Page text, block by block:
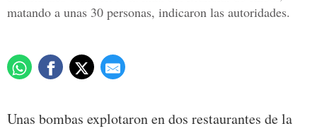
matando a unas 30 personas, indicaron las autoridades.
Unas bombas explotaron en dos restaurantes de la